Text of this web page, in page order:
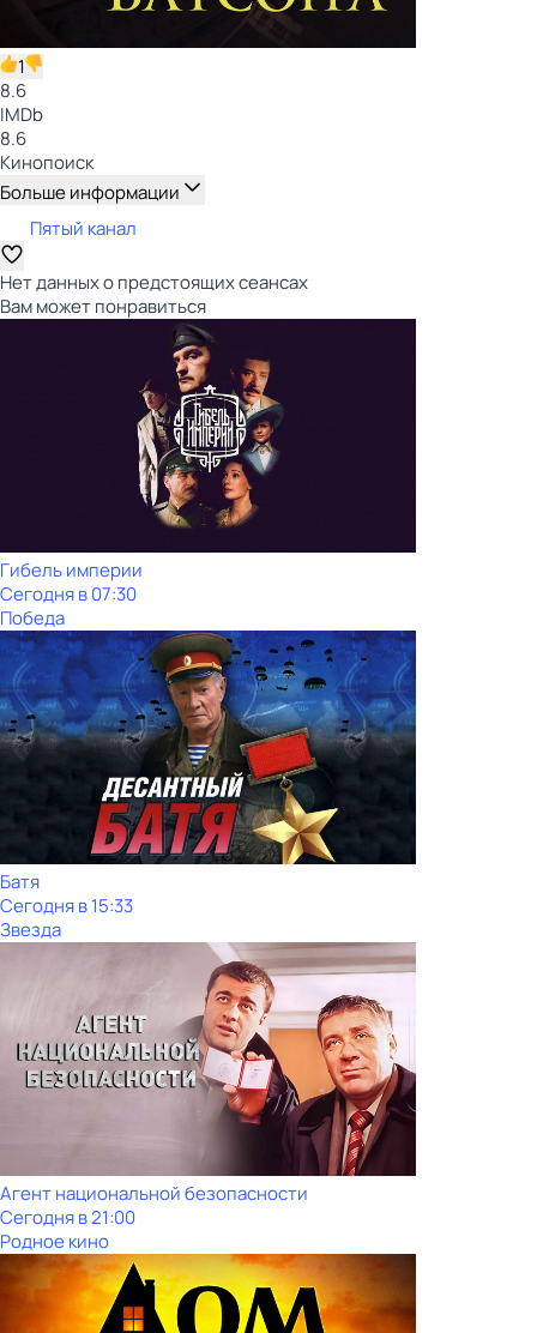
1
8.6
IMDb
8.6
Кинопоиск
Больше информации
Пятый канал
Нет данных о предстоящих сеансах
Вам может понравиться
Гибель империи
Сегодня в 07:30
Победа
Батя
Сегодня в 15:33
Звезда
Агент национальной безопасности
Сегодня в 21:00
Родное кино